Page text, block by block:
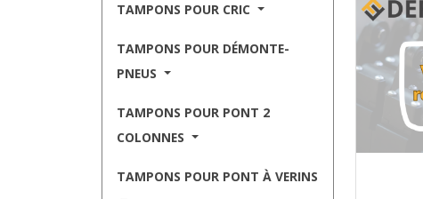
TAMPONS POUR CRIC
TAMPONS POUR DÉMONTE-
PNEUS
TAMPONS POUR PONT 2
COLONNES
TAMPONS POUR PONT À VERINS